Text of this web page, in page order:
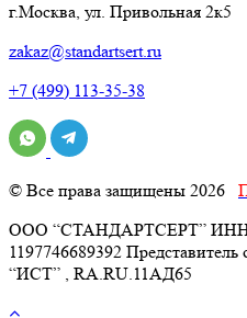
г.Москва, ул. Привольная 2к5
zakaz@standartsert.ru
+7 (499) 113-35-38
© Все права защищены 2026
ООО “СТАНДАРТСЕРТ” ИНН
1197746689392
“ИСТ” , RA.RU.11АД65